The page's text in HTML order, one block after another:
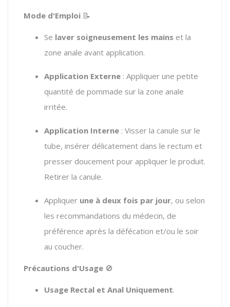
Mode d'Emploi 📝
Se laver soigneusement les mains et la
zone anale avant application.
Application Externe : Appliquer une petite
quantité de pommade sur la zone anale
irritée.
Application Interne : Visser la canule sur le
tube, insérer délicatement dans le rectum et
presser doucement pour appliquer le produit.
Retirer la canule.
Appliquer une à deux fois par jour, ou selon
les recommandations du médecin, de
préférence après la défécation et/ou le soir
au coucher.
Précautions d'Usage 🚫
Usage Rectal et Anal Uniquement.